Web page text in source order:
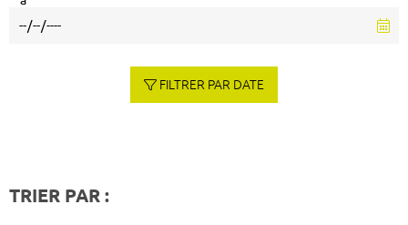
FILTRER PAR DATE
TRIER PAR :